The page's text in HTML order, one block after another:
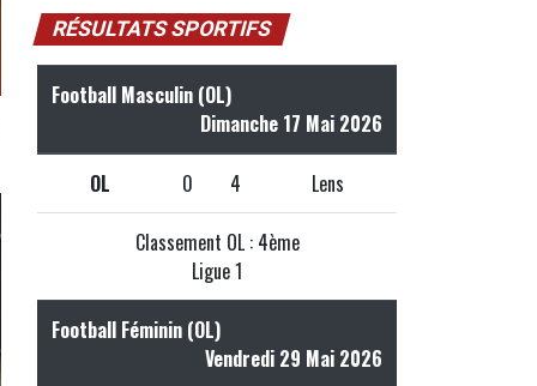
RÉSULTATS SPORTIFS
Football Masculin (OL)
Dimanche 17 Mai 2026
OL 0 4 Lens
Classement OL : 4ème
Ligue 1
Football Féminin (OL)
Vendredi 29 Mai 2026